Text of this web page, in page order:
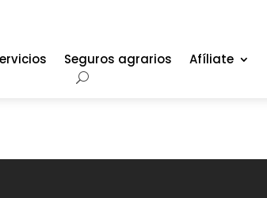
Seguros agrarios Afíliate